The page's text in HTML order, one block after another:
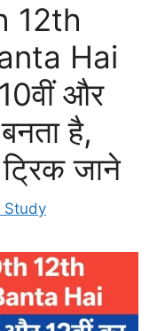
12th
Hai
और
है,
जाने
Study